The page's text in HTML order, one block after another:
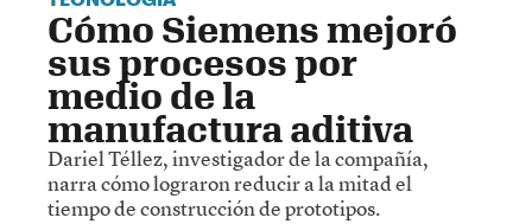
Cómo Siemens mejoró
sus procesos por
medio de la
manufactura aditiva
Dariel Téllez, investigador de la compañía,
narra cómo lograron reducir a la mitad el
tiempo de construcción de prototipos.